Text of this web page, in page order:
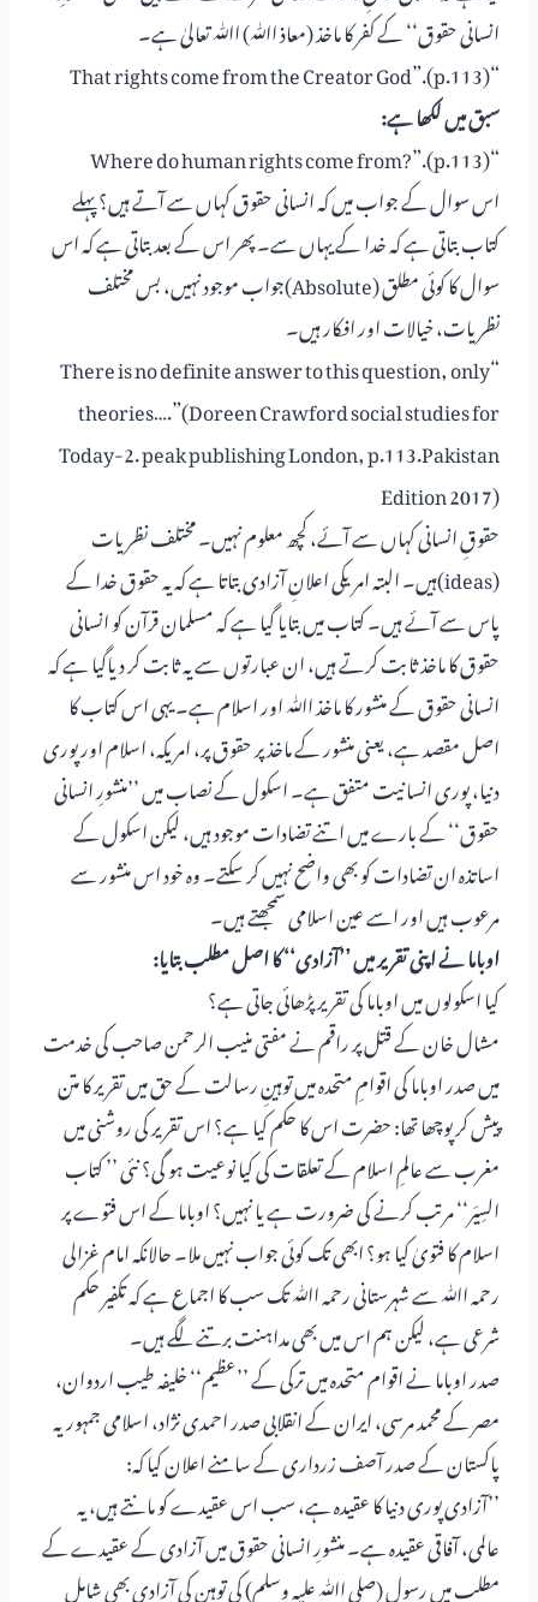
انسانی حقوق‘‘ کے کفر کا ماخذ (معاذ اﷲ) اﷲ تعالیٰ ہے۔
“That rights come from the Creator God”.(p.113)
سبق میں لکھا ہے:
“Where do human rights come from?”.(p.113)
اس سوال کے جواب میں کہ انسانی حقوق کہاں سے آتے ہیں؟ پہلے
کتاب بتاتی ہے کہ خدا کے یہاں سے۔ پھر اس کے بعد بتاتی ہے کہ اس
سوال کا کوئی مطلق (Absolute)جواب موجود نہیں، بس مختلف
نظریات، خیالات اور افکار ہیں۔
“There is no definite answer to this question, only
theories….”(Doreen Crawford social studies for
Today-2. peak publishing London, p.113.Pakistan
Edition 2017)
حقوقِ انسانی کہاں سے آئے، کچھ معلوم نہیں۔ مختلف نظریات
(ideas)ہیں۔ البتہ امریکی اعلانِ آزادی بتاتا ہے کہ یہ حقوق خدا کے
پاس سے آئے ہیں۔ کتاب میں بتایا گیا ہے کہ مسلمان قرآن کو انسانی
حقوق کا ماخذ ثابت کرتے ہیں، ان عبارتوں سے یہ ثابت کر دیاگیا ہے کہ
انسانی حقوق کے منشور کا ماخذ اﷲ اور اسلام ہے۔ یہی اس کتاب کا
اصل مقصد ہے، یعنی منشور کے ماخذپر حقوق پر، امریکہ، اسلام اور پوری
دنیا، پوری انسانیت متفق ہے۔ اسکول کے نصاب میں ’’منشورِ انسانی
حقوق‘‘ کے بارے میں اتنے تضادات موجود ہیں، لیکن اسکول کے
اساتذہ ان تضادات کو بھی واضح نہیں کر سکتے۔ وہ خود اس منشور سے
مرعوب ہیں اور اسے عین اسلامی سمجھتے ہیں۔
اوباما نے اپنی تقریر میں ’’آزادی‘‘ کا اصل مطلب بتایا:
کیا اسکولوں میں اوباما کی تقریر پڑھائی جاتی ہے؟
مشال خان کے قتل پر راقم نے مفتی منیب الرحمن صاحب کی خدمت
میں صدر اوباما کی اقوامِ متحدہ میں توہینِ رسالت کے حق میں تقریر کا متن
پیش کر پوچھا تھا: حضرت اس کا حکم کیا ہے؟ اس تقریر کی روشنی میں
مغرب سے عالمِ اسلام کے تعلقات کی کیا نوعیت ہو گی؟ نئی ’’ کتاب
السِیَر‘‘ مرتب کرنے کی ضرورت ہے یا نہیں؟ اوباما کے اس فتوے پر
اسلام کا فتویٰ کیا ہو؟ ابھی تک کوئی جواب نہیں ملا۔ حالانکہ امام غزالی
رحمہ اﷲ سے شہرستانی رحمہ اﷲ تک سب کا اجماع ہے کہ تکفیر حکم
شرعی ہے، لیکن ہم اس میں بھی مداہنت برتنے لگے ہیں۔
صدر اوباما نے اقوام متحدہ میں ترکی کے ’’عظیم‘‘ خلیفہ طیب اردوان،
مصر کے محمد مرسی، ایران کے انقلابی صدر احمدی نژاد، اسلامی جمہوریہ
پاکستان کے صدر آصف زرداری کے سامنے اعلان کیا کہ:
’’آزادی پوری دنیا کا عقیدہ ہے، سب اس عقیدے کو مانتے ہیں، یہ
عالمی، آفاقی عقیدہ ہے۔ منشورِ انسانی حقوق میں آزادی کے عقیدے کے
مطلب میں رسول (صلی اﷲ علیہ وسلم) کی توہین کی آزادی بھی شامل